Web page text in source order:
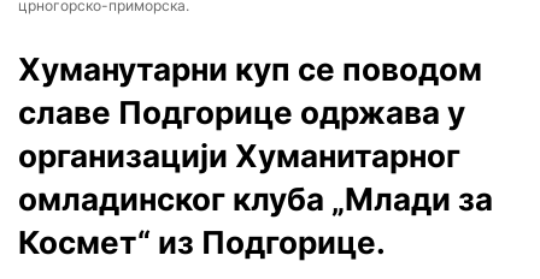
црногорско-приморска.
Хуманутарни куп се поводом
славе Подгорице одржава у
организацији Хуманитарног
омладинског клуба „Млади за
Космет“ из Подгорице.